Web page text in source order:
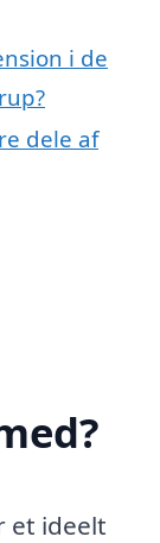
i de
dele af
et ideelt